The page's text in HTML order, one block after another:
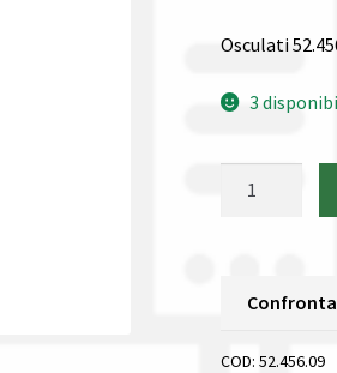
Osculati
3
Alluminio
16X20l
Confronta
COD: 52.456.09